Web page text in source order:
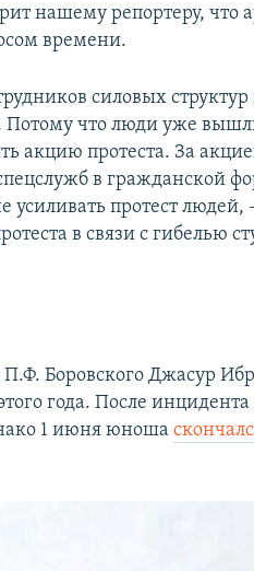
нашему репортеру, что
времени.
силовых
что люди уже
акцию протеста. За
в гражданской
усиливать протест людей,
в связи с гибелью
Боровского Джасур
года. После
1 июня юноша